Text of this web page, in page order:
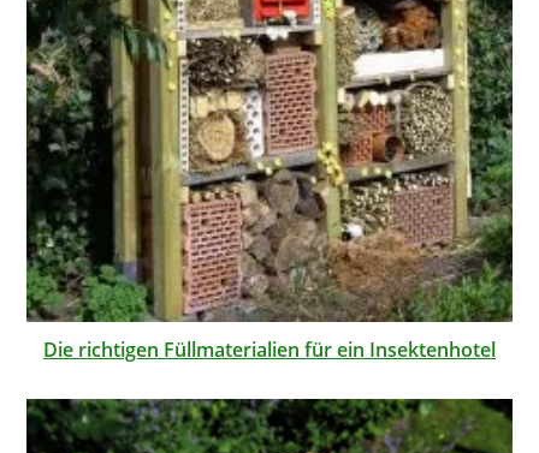
Die richtigen Füllmaterialien für ein Insektenhotel